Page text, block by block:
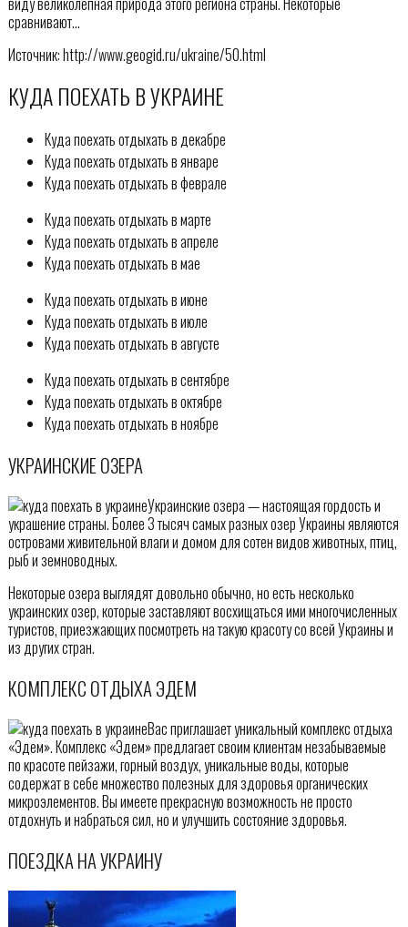
сравнивают…
Источник: http://www.geogid.ru/ukraine/50.html
КУДА ПОЕХАТЬ В УКРАИНЕ
Куда поехать отдыхать в декабре
Куда поехать отдыхать в январе
Куда поехать отдыхать в феврале
Куда поехать отдыхать в марте
Куда поехать отдыхать в апреле
Куда поехать отдыхать в мае
Куда поехать отдыхать в июне
Куда поехать отдыхать в июле
Куда поехать отдыхать в августе
Куда поехать отдыхать в сентябре
Куда поехать отдыхать в октябре
Куда поехать отдыхать в ноябре
УКРАИНСКИЕ ОЗЕРА
Украинские озера — настоящая гордость и
украшение страны. Более 3 тысяч самых разных озер Украины являются
островами живительной влаги и домом для сотен видов животных, птиц,
рыб и земноводных.
Некоторые озера выглядят довольно обычно, но есть несколько
украинских озер, которые заставляют восхищаться ими многочисленных
туристов, приезжающих посмотреть на такую красоту со всей Украины и
из других стран.
КОМПЛЕКС ОТДЫХА ЭДЕМ
Вас приглашает уникальный комплекс отдыха
«Эдем». Комплекс «Эдем» предлагает своим клиентам незабываемые
по красоте пейзажи, горный воздух, уникальные воды, которые
содержат в себе множество полезных для здоровья органических
микроэлементов. Вы имеете прекрасную возможность не просто
отдохнуть и набраться сил, но и улучшить состояние здоровья.
ПОЕЗДКА НА УКРАИНУ